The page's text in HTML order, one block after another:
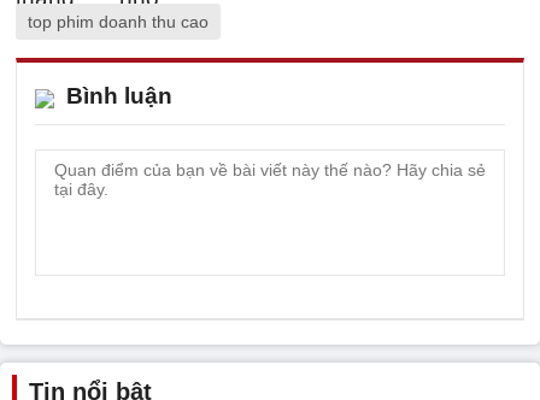
top phim doanh thu cao
Bình luận
Tin nổi bật